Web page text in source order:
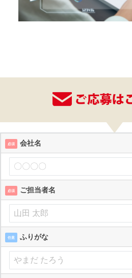
必須 会社名
必須 ご担当者名
任意 ふりがな